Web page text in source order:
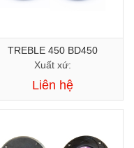
TREBLE 450 BD450
Xuất xứ:
Liên hệ